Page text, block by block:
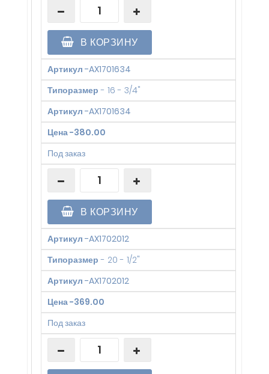
В КОРЗИНУ
Артикул -AX1701634
Типоразмер - 16 - 3/4"
Артикул -AX1701634
Цена-380.00
Под заказ
В КОРЗИНУ
Артикул -AX1702012
Типоразмер - 20 - 1/2"
Артикул -AX1702012
Цена-369.00
Под заказ